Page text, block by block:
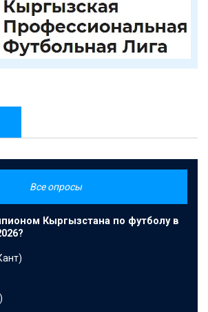
Все опросы
Кыргызстана по футболу в